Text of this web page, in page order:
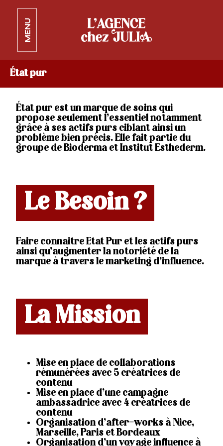
MENU
État pur
État pur est un marque de soins qui
propose seulement l’essentiel notamment
grâce à ses actifs purs ciblant ainsi un
problème bien précis. Elle fait partie du
groupe de Bioderma et Institut Esthederm.
Le Besoin ?
Faire connaitre Etat Pur et les actifs purs
ainsi qu’augmenter la notoriété de la
marque à travers le marketing d’influence.
La Mission
Mise en place de collaborations
rémunérées avec 5 créatrices de
contenu
Mise en place d’une campagne
ambassadrice avec 4 créatrices de
contenu
Organisation d’after-works à Nice,
Marseille, Paris et Bordeaux
Organisation d’un voyage influence à